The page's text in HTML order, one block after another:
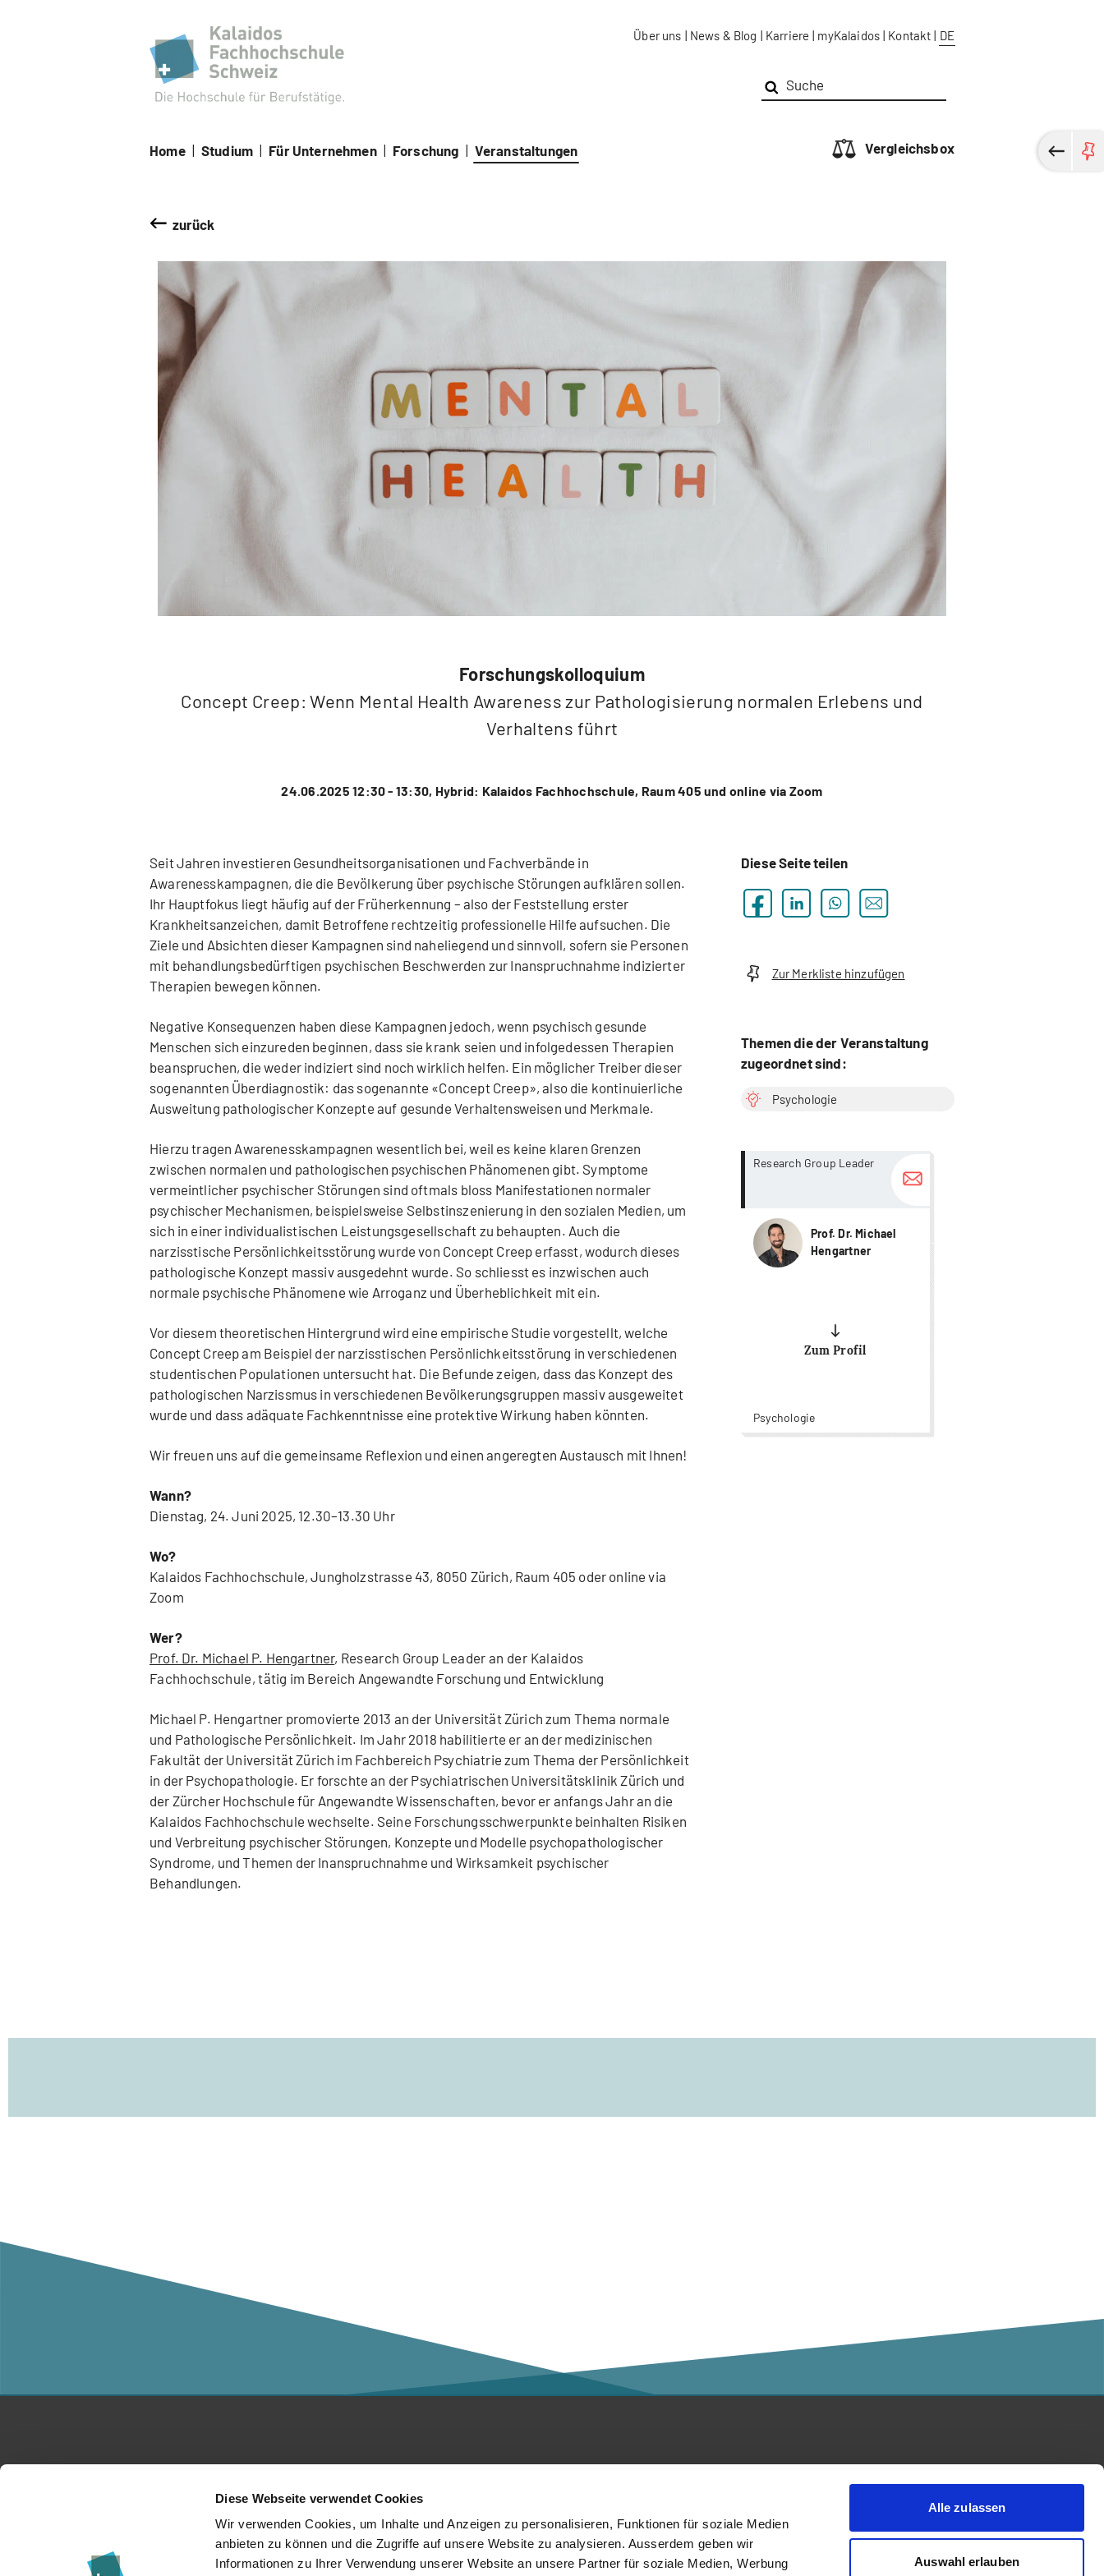
Diese Webseite verwendet Cookies
Wir verwenden Cookies, um Inhalte und Anzeigen zu personalisieren, Funktionen für soziale Medien
anbieten zu können und die Zugriffe auf unsere Website zu analysieren. Ausserdem geben wir
Informationen zu Ihrer Verwendung unserer Website an unsere Partner für soziale Medien, Werbung
Alle zulassen
Auswahl erlauben
Über uns | News & Blog | Karriere | myKalaidos | Kontakt | DE
Home | Studium | Für Unternehmen | Forschung | Veranstaltungen Vergleichsbox
zurück
Forschungskolloquium
Concept Creep: Wenn Mental Health Awareness zur Pathologisierung normalen Erlebens und
Verhaltens führt
24.06.2025 12:30 - 13:30, Hybrid: Kalaidos Fachhochschule, Raum 405 und online via Zoom
Seit Jahren investieren Gesundheitsorganisationen und Fachverbände in
Awarenesskampagnen, die die Bevölkerung über psychische Störungen aufklären sollen.
Ihr Hauptfokus liegt häufig auf der Früherkennung – also der Feststellung erster
Krankheitsanzeichen, damit Betroffene rechtzeitig professionelle Hilfe aufsuchen. Die
Ziele und Absichten dieser Kampagnen sind naheliegend und sinnvoll, sofern sie Personen
mit behandlungsbedürftigen psychischen Beschwerden zur Inanspruchnahme indizierter
Therapien bewegen können.
Negative Konsequenzen haben diese Kampagnen jedoch, wenn psychisch gesunde
Menschen sich einzureden beginnen, dass sie krank seien und infolgedessen Therapien
beanspruchen, die weder indiziert sind noch wirklich helfen. Ein möglicher Treiber dieser
sogenannten Überdiagnostik: das sogenannte «Concept Creep», also die kontinuierliche
Ausweitung pathologischer Konzepte auf gesunde Verhaltensweisen und Merkmale.
Hierzu tragen Awarenesskampagnen wesentlich bei, weil es keine klaren Grenzen
zwischen normalen und pathologischen psychischen Phänomenen gibt. Symptome
vermeintlicher psychischer Störungen sind oftmals bloss Manifestationen normaler
psychischer Mechanismen, beispielsweise Selbstinszenierung in den sozialen Medien, um
sich in einer individualistischen Leistungsgesellschaft zu behaupten. Auch die
narzisstische Persönlichkeitsstörung wurde von Concept Creep erfasst, wodurch dieses
pathologische Konzept massiv ausgedehnt wurde. So schliesst es inzwischen auch
normale psychische Phänomene wie Arroganz und Überheblichkeit mit ein.
Vor diesem theoretischen Hintergrund wird eine empirische Studie vorgestellt, welche
Concept Creep am Beispiel der narzisstischen Persönlichkeitsstörung in verschiedenen
studentischen Populationen untersucht hat. Die Befunde zeigen, dass das Konzept des
pathologischen Narzissmus in verschiedenen Bevölkerungsgruppen massiv ausgeweitet
wurde und dass adäquate Fachkenntnisse eine protektive Wirkung haben könnten.
Wir freuen uns auf die gemeinsame Reflexion und einen angeregten Austausch mit Ihnen!
Wann?
Dienstag, 24. Juni 2025, 12.30–13.30 Uhr
Wo?
Kalaidos Fachhochschule, Jungholzstrasse 43, 8050 Zürich, Raum 405 oder online via
Zoom
Wer?
Prof. Dr. Michael P. Hengartner, Research Group Leader an der Kalaidos
Fachhochschule, tätig im Bereich Angewandte Forschung und Entwicklung
Michael P. Hengartner promovierte 2013 an der Universität Zürich zum Thema normale
und Pathologische Persönlichkeit. Im Jahr 2018 habilitierte er an der medizinischen
Fakultät der Universität Zürich im Fachbereich Psychiatrie zum Thema der Persönlichkeit
in der Psychopathologie. Er forschte an der Psychiatrischen Universitätsklinik Zürich und
der Zürcher Hochschule für Angewandte Wissenschaften, bevor er anfangs Jahr an die
Kalaidos Fachhochschule wechselte. Seine Forschungsschwerpunkte beinhalten Risiken
und Verbreitung psychischer Störungen, Konzepte und Modelle psychopathologischer
Syndrome, und Themen der Inanspruchnahme und Wirksamkeit psychischer
Behandlungen.
Diese Seite teilen
Zur Merkliste hinzufügen
Themen die der Veranstaltung
zugeordnet sind:
Psychologie
Research Group Leader
Prof. Dr. Michael
Hengartner
Zum Profil
Psychologie
more...
more...
Für Unternehmen Über die Kalaidos FH
Datenschutzerklärung
Kalaidos Fachhochschule